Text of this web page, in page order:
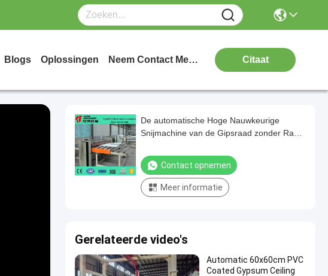
Blogs Oplossingen Neem Contact Met Ons Op Citaat
De automatische Hoge Nauwkeurige
Snijmachine van de Gipsraad zonder Raad
Contact opnemen
Meer informatie
Gerelateerde video's
Automatic 60x60cm PVC
Coated Gypsum Ceiling